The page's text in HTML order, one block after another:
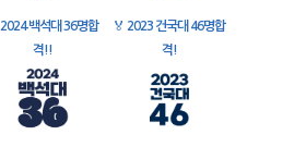
2024 백석대 36명합
격!!
🏅 2023 건국대 46명합
격!